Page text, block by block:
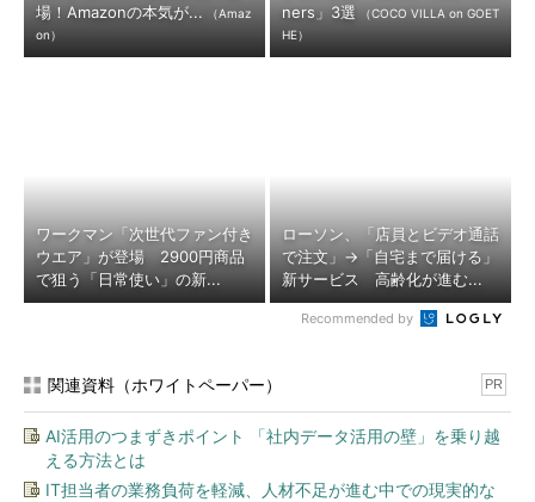
場！Amazonの本気が...
（Amaz
on）
ners」3選
（COCO VILLA on GOET
HE）
ワークマン「次世代ファン付き
ウエア」が登場 2900円商品
で狙う「日常使い」の新...
ローソン、「店員とビデオ通話
で注文」→「自宅まで届ける」
新サービス 高齢化が進む...
Recommended by
関連資料（ホワイトペーパー） PR
AI活用のつまずきポイント 「社内データ活用の壁」を乗り越
える方法とは
IT担当者の業務負荷を軽減、人材不足が進む中での現実的な